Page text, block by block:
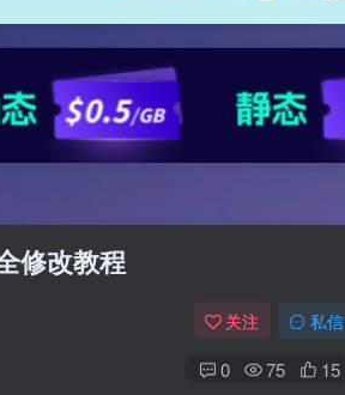
修改教程
关注 私信
0 75 15